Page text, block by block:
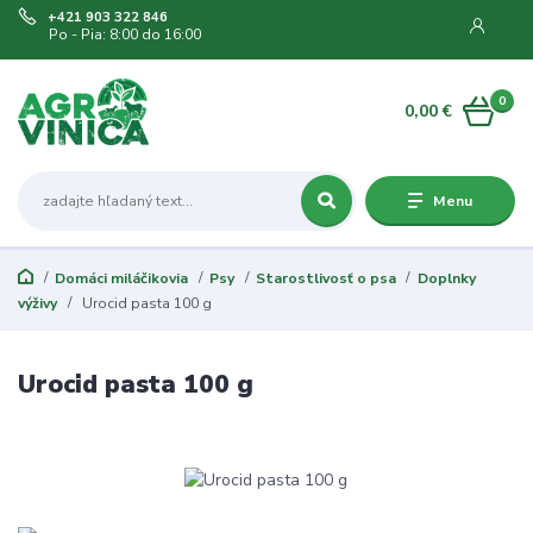
Menu
+421 903 322 846
Po - Pia: 8:00 do 16:00
0
0,00 €
Domáci miláčikovia Psy Starostlivosť o psa
Doplnky
výživy
Urocid pasta 100 g
Urocid pasta 100 g